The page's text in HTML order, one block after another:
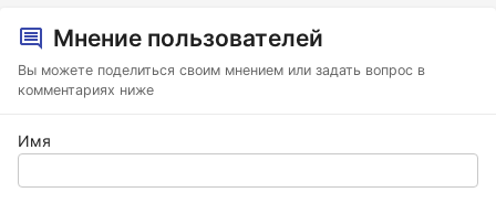
Мнение пользователей
Вы можете поделиться своим мнением или задать вопрос в
комментариях ниже
Имя